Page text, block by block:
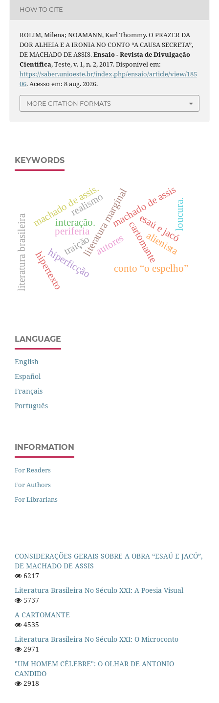
HOW TO CITE
ROLIM, Milena; NOAMANN, Karl Thommy. O PRAZER DA
DOR ALHEIA E A IRONIA NO CONTO “A CAUSA SECRETA’’,
DE MACHADO DE ASSIS.Ensaio - Revista de Divulgação
Científica, Teste, v. 1, n. 2, 2017. Disponível em:
https://saber.unioeste.br/index.php/ensaio/article/view/185
06. Acesso em: 8 aug. 2026.
MORE CITATION FORMATS
KEYWORDS
realismo machado de assis
esaú e jacó
literatura marginal
autores
periferia cartomante
traição
machado de assis.
literatura brasileira conto “o espelho”
hiperficção
hipertexto
interação. loucura.
alienista
LANGUAGE
English
Español
Français
Português
INFORMATION
For Readers
For Authors
For Librarians
CONSIDERAÇÕES GERAIS SOBRE A OBRA “ESAÚ E JACÓ”,
DE MACHADO DE ASSIS
6217
Literatura Brasileira No Século XXI: A Poesia Visual
5737
A CARTOMANTE
4535
Literatura Brasileira No Século XXI: O Microconto
2971
"UM HOMEM CÉLEBRE": O OLHAR DE ANTONIO
CANDIDO
2918